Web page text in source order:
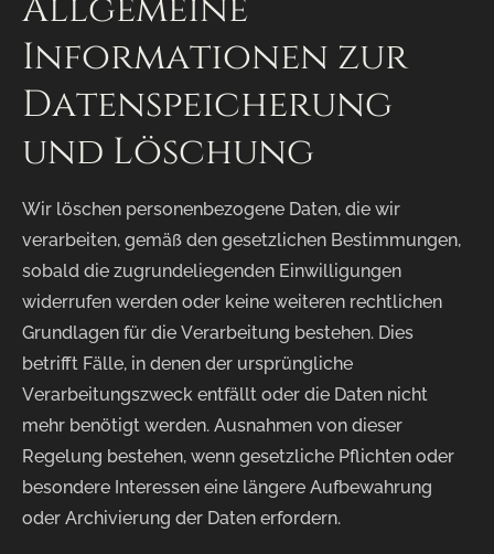
Informationen zur
Datenspeicherung
und Löschung
Wir löschen personenbezogene Daten, die wir
verarbeiten, gemäß den gesetzlichen Bestimmungen,
sobald die zugrundeliegenden Einwilligungen
widerrufen werden oder keine weiteren rechtlichen
Grundlagen für die Verarbeitung bestehen. Dies
betrifft Fälle, in denen der ursprüngliche
Verarbeitungszweck entfällt oder die Daten nicht
mehr benötigt werden. Ausnahmen von dieser
Regelung bestehen, wenn gesetzliche Pflichten oder
besondere Interessen eine längere Aufbewahrung
oder Archivierung der Daten erfordern.